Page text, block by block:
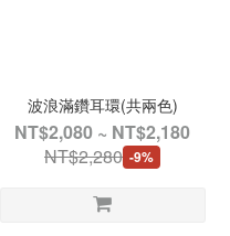
波浪滿鑽耳環(共兩色)
NT$2,080 ~ NT$2,180
NT$2,280 -9%